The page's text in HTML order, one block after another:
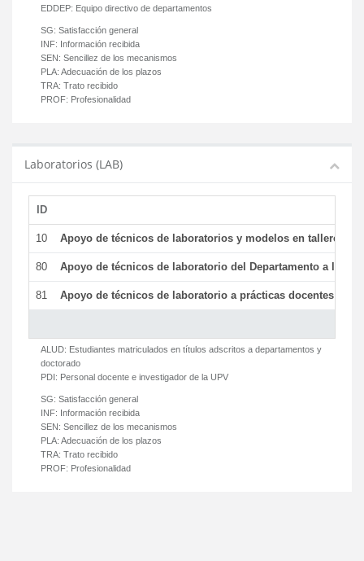
EDDEP: Equipo directivo de departamentos
SG: Satisfacción general
INF: Información recibida
SEN: Sencillez de los mecanismos
PLA: Adecuación de los plazos
TRA: Trato recibido
PROF: Profesionalidad
Laboratorios (LAB)
ID
10 Apoyo de técnicos de laboratorios y modelos en talleres/
80 Apoyo de técnicos de laboratorio del Departamento a la
81 Apoyo de técnicos de laboratorio a prácticas docentes y
ALUD: Estudiantes matriculados en títulos adscritos a departamentos y
doctorado
PDI: Personal docente e investigador de la UPV
SG: Satisfacción general
INF: Información recibida
SEN: Sencillez de los mecanismos
PLA: Adecuación de los plazos
TRA: Trato recibido
PROF: Profesionalidad